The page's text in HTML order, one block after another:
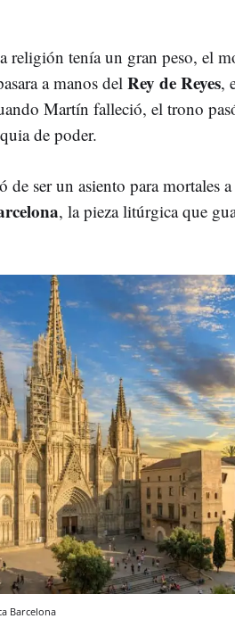
religión tenía un gran peso, el
a manos del Rey de Reyes,
Martín falleció, el trono
de poder.
de ser un asiento para mortales
, la pieza litúrgica que
Barcelona